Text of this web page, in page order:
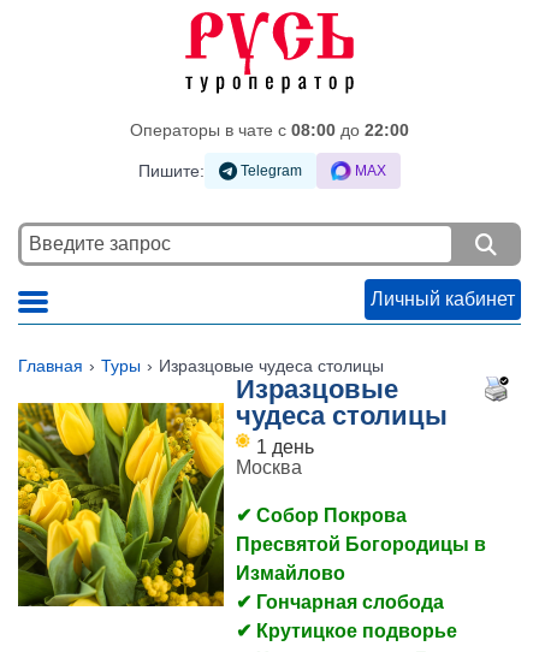
Операторы в чате c 08:00 до 22:00
Пишите: Telegram MAX
Личный кабинет
Главная Туры Изразцовые чудеса столицы
Изразцовые
чудеса столицы
1 день
Москва
✔ Собор Покрова
Пресвятой Богородицы в
Измайлово
✔ Гончарная слобода
✔ Крутицкое подворье